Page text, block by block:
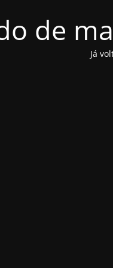
de
Já